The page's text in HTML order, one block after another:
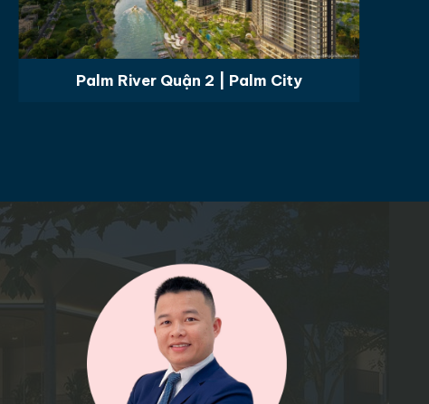
Palm River Quận 2 | Palm City